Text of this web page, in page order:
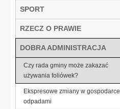
SPORT
RZECZ O PRAWIE
DOBRA ADMINISTRACJA
Czy rada gminy może zakazać
używania foliówek?
Ekspresowe zmiany w gospodarce
odpadami